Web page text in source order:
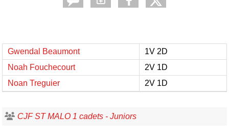
Gwendal Beaumont
1V 2D
Noah Fouchecourt
2V 1D
Noan Treguier
2V 1D
CJF ST MALO 1 cadets - Juniors